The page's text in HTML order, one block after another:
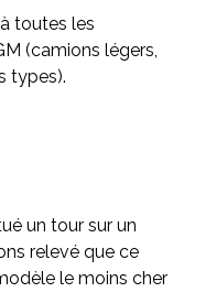
toutes les
(camions légers,
types).
un tour sur un
relevé que ce
le moins cher